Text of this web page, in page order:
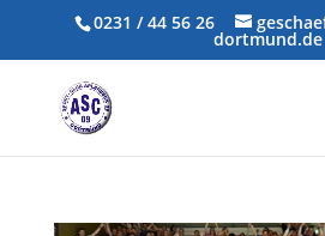
0231 / 44 56 26
dortmund.de